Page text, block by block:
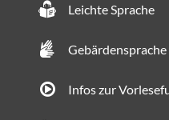
Leichte Sprache
Gebärdensprache
Infos zur